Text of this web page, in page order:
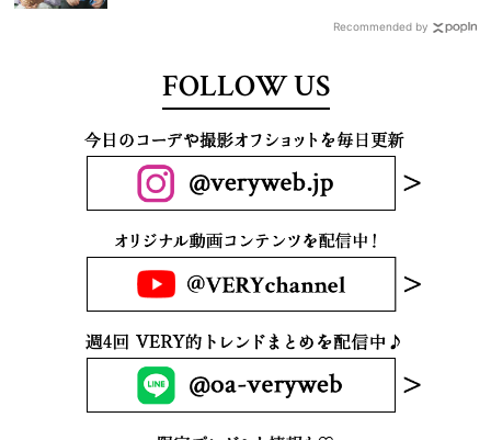
Recommended by
FOLLOW US